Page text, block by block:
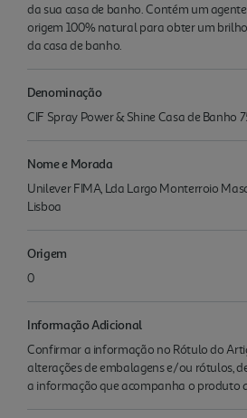
da sua casa de banho. Contém um
origem 100% natural para obter um
da casa de banho.
Denominação
CIF Spray Power & Shine Casa de Banho
Nome e Morada
Unilever FIMA, Lda Largo Monterroio
Lisboa
Origem
0
Informação Adicional
Confirmar a informação no Rótulo do
alterações de embalagens e/ou rótulos,
a informação que acompanha o produto